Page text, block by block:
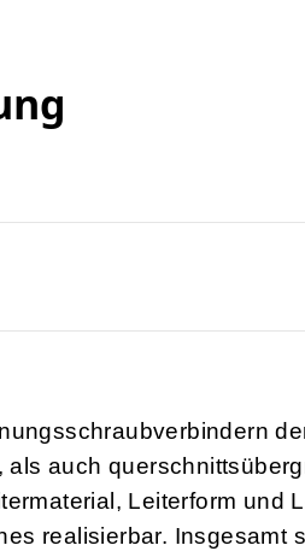
als auch
Leiterform und
realisierbar. Insgesamt